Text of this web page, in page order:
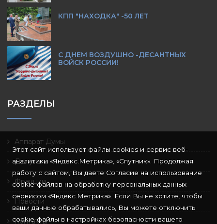
КПП "НАХОДКА" -50 ЛЕТ
С ДНЕМ ВОЗДУШНО -ДЕСАНТНЫХ
ВОЙСК РОССИИ!
РАЗДЕЛЫ
Аппарат Думы
Депутаты
Фракции
Новости
Контакты
Этот сайт использует файлы cookies и сервис веб-
аналитики «Яндекс.Метрика», «Спутник». Продолжая
работу с сайтом, Вы даете Согласие на использование
cookie-файлов на обработку персональных данных
сервисом «Яндекс.Метрика». Если Вы не хотите, чтобы
ваши данные обрабатывались, Вы можете отключить
cookie-файлы в настройках безопасности вашего